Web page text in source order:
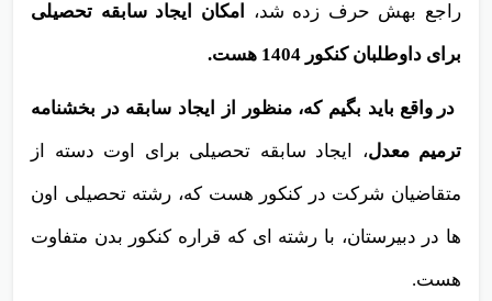
راجع بهش حرف زده شد، امکان ایجاد سابقه تحصیلی
برای داوطلبان کنکور 1404 هست.
در واقع باید بگیم که، منظور از ایجاد سابقه در بخشنامه
ترمیم معدل، ایجاد سابقه تحصیلی برای اوت دسته از
متقاضیان شرکت در کنکور هست که، رشته تحصیلی اون
ها در دبیرستان، با رشته ای که قراره کنکور بدن متفاوت
هست.